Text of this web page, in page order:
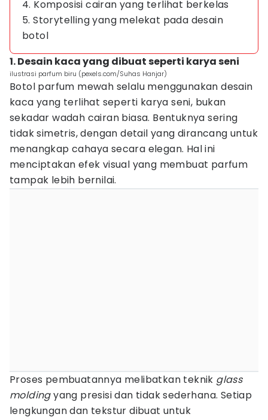
4. Komposisi cairan yang terlihat berkelas
5. Storytelling yang melekat pada desain
botol
1. Desain kaca yang dibuat seperti karya seni
ilustrasi parfum biru (pexels.com/Suhas Hanjar)
Botol parfum mewah selalu menggunakan desain
kaca yang terlihat seperti karya seni, bukan
sekadar wadah cairan biasa. Bentuknya sering
tidak simetris, dengan detail yang dirancang untuk
menangkap cahaya secara elegan. Hal ini
menciptakan efek visual yang membuat parfum
tampak lebih bernilai.
Proses pembuatannya melibatkan teknik glass
moldingyang presisi dan tidak sederhana. Setiap
lengkungan dan tekstur dibuat untuk